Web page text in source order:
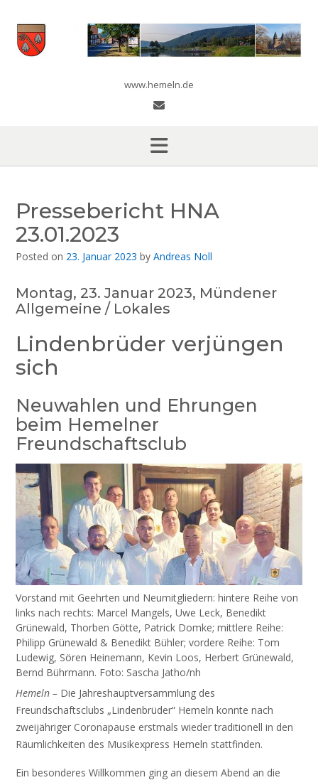
content
www.hemeln.de
Pressebericht HNA
23.01.2023
Posted on 23. Januar 2023 by Andreas Noll
Montag, 23. Januar 2023, Mündener
Allgemeine / Lokales
Lindenbrüder verjüngen
sich
Neuwahlen und Ehrungen
beim Hemelner
Freundschaftsclub
Vorstand mit Geehrten und Neumitgliedern: hintere Reihe von
links nach rechts: Marcel Mangels, Uwe Leck, Benedikt
Grünewald, Thorben Götte, Patrick Domke; mittlere Reihe:
Philipp Grünewald & Benedikt Bühler; vordere Reihe: Tom
Ludewig, Sören Heinemann, Kevin Loos, Herbert Grünewald,
Bernd Bührmann. Foto: Sascha Jatho/nh
Hemeln – Die Jahreshauptversammlung des
Freundschaftsclubs „Lindenbrüder“ Hemeln konnte nach
zweijähriger Coronapause erstmals wieder traditionell in den
Räumlichkeiten des Musikexpress Hemeln stattfinden.
Ein besonderes Willkommen ging an diesem Abend an die